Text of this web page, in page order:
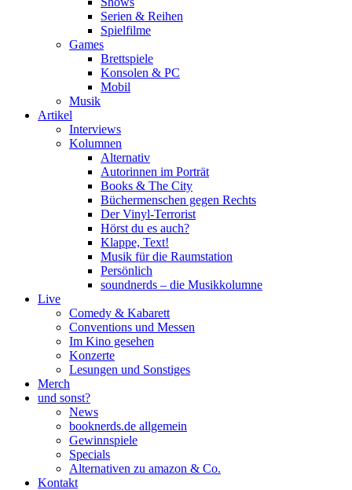
Serien & Reihen
Spielfilme
Games
Brettspiele
Konsolen & PC
Mobil
Musik
Artikel
Interviews
Kolumnen
Alternativ
Autorinnen im Porträt
Books & The City
Büchermenschen gegen Rechts
Der Vinyl-Terrorist
Hörst du es auch?
Klappe, Text!
Musik für die Raumstation
Persönlich
soundnerds – die Musikkolumne
Live
Comedy & Kabarett
Conventions und Messen
Im Kino gesehen
Konzerte
Lesungen und Sonstiges
Merch
und sonst?
News
booknerds.de allgemein
Gewinnspiele
Specials
Alternativen zu amazon & Co.
Kontakt